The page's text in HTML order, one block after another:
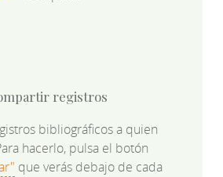
registros
bibliográficos a quien
hacerlo, pulsa el botón
que verás debajo de cada